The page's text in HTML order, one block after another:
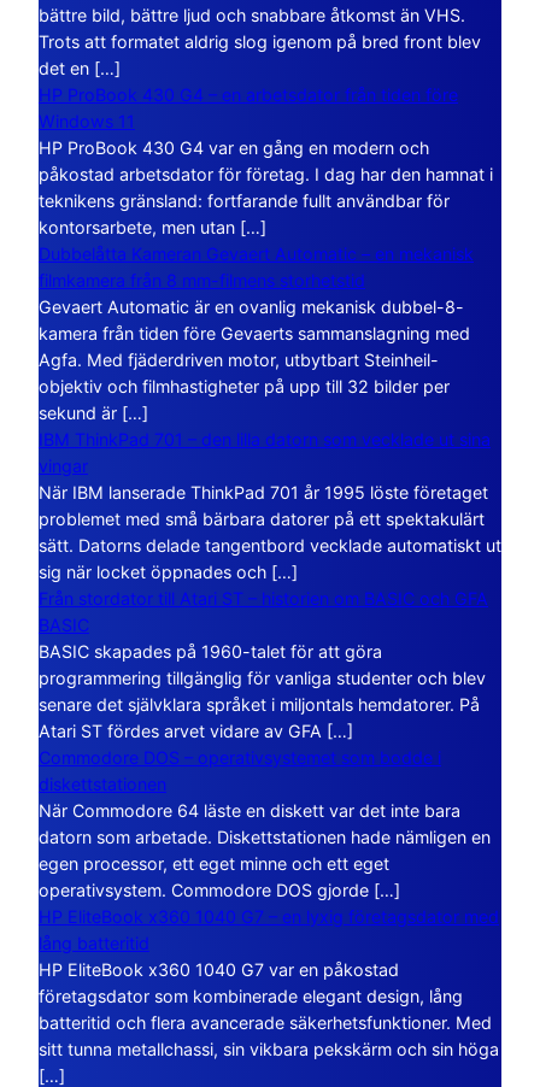
bättre bild, bättre ljud och snabbare åtkomst än VHS.
Trots att formatet aldrig slog igenom på bred front blev
det en […]
HP ProBook 430 G4 – en arbetsdator från tiden före
Windows 11
HP ProBook 430 G4 var en gång en modern och
påkostad arbetsdator för företag. I dag har den hamnat i
teknikens gränsland: fortfarande fullt användbar för
kontorsarbete, men utan […]
Dubbelåtta Kameran Gevaert Automatic – en mekanisk
filmkamera från 8 mm-filmens storhetstid
Gevaert Automatic är en ovanlig mekanisk dubbel-8-
kamera från tiden före Gevaerts sammanslagning med
Agfa. Med fjäderdriven motor, utbytbart Steinheil-
objektiv och filmhastigheter på upp till 32 bilder per
sekund är […]
IBM ThinkPad 701 – den lilla datorn som vecklade ut sina
vingar
När IBM lanserade ThinkPad 701 år 1995 löste företaget
problemet med små bärbara datorer på ett spektakulärt
sätt. Datorns delade tangentbord vecklade automatiskt ut
sig när locket öppnades och […]
Från stordator till Atari ST – historien om BASIC och GFA
BASIC
BASIC skapades på 1960-talet för att göra
programmering tillgänglig för vanliga studenter och blev
senare det självklara språket i miljontals hemdatorer. På
Atari ST fördes arvet vidare av GFA […]
Commodore DOS – operativsystemet som bodde i
diskettstationen
När Commodore 64 läste en diskett var det inte bara
datorn som arbetade. Diskettstationen hade nämligen en
egen processor, ett eget minne och ett eget
operativsystem. Commodore DOS gjorde […]
HP EliteBook x360 1040 G7 – en lyxig företagsdator med
lång batteritid
HP EliteBook x360 1040 G7 var en påkostad
företagsdator som kombinerade elegant design, lång
batteritid och flera avancerade säkerhetsfunktioner. Med
sitt tunna metallchassi, sin vikbara pekskärm och sin höga
[…]